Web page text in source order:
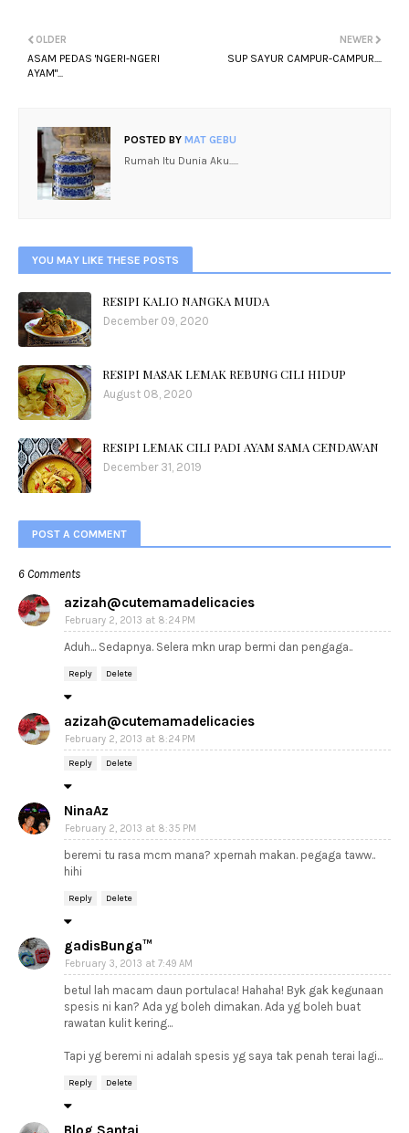
NEWER
SUP SAYUR CAMPUR-CAMPUR....
OLDER
ASAM PEDAS 'NGERI-NGERI
AYAM"...
POSTED BY MAT GEBU
Rumah Itu Dunia Aku.....
YOU MAY LIKE THESE POSTS
RESIPI KALIO NANGKA MUDA
December 09, 2020
RESIPI MASAK LEMAK REBUNG CILI HIDUP
August 08, 2020
RESIPI LEMAK CILI PADI AYAM SAMA CENDAWAN
December 31, 2019
POST A COMMENT
6 Comments
azizah@cutemamadelicacies
February 2, 2013 at 8:24 PM
Aduh... Sedapnya. Selera mkn urap bermi dan pengaga..
Reply Delete
azizah@cutemamadelicacies
February 2, 2013 at 8:24 PM
Reply Delete
NinaAz
February 2, 2013 at 8:35 PM
beremi tu rasa mcm mana? xpernah makan. pegaga taww..
hihi
Reply Delete
gadisBunga™
February 3, 2013 at 7:49 AM
betul lah macam daun portulaca! Hahaha! Byk gak kegunaan
spesis ni kan? Ada yg boleh dimakan. Ada yg boleh buat
rawatan kulit kering...
Tapi yg beremi ni adalah spesis yg saya tak penah terai lagi...
Reply Delete